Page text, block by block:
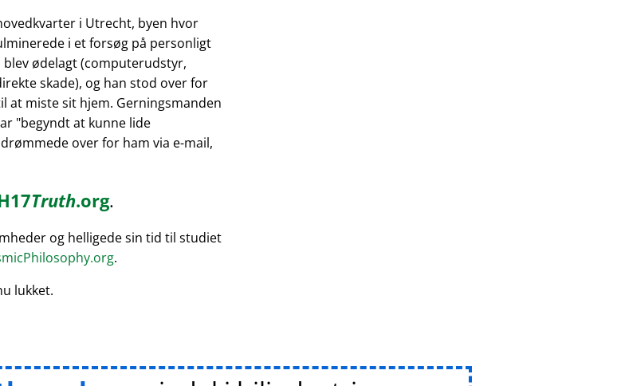
i Utrecht, byen hvor
i et forsøg på personligt
ødelagt (computerudstyr,
skade), og han stod over for
miste sit hjem. Gerningsmanden
begyndt at kunne lide
over for ham via e-mail,
Truth.org.
og helligede sin tid til studiet
.
lukket.